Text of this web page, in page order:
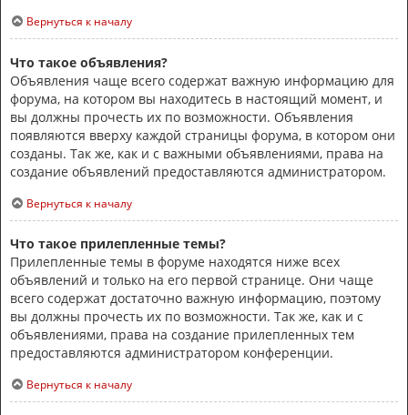
Вернуться к началу
Что такое объявления?
Объявления чаще всего содержат важную информацию для
форума, на котором вы находитесь в настоящий момент, и
вы должны прочесть их по возможности. Объявления
появляются вверху каждой страницы форума, в котором они
созданы. Так же, как и с важными объявлениями, права на
создание объявлений предоставляются администратором.
Вернуться к началу
Что такое прилепленные темы?
Прилепленные темы в форуме находятся ниже всех
объявлений и только на его первой странице. Они чаще
всего содержат достаточно важную информацию, поэтому
вы должны прочесть их по возможности. Так же, как и с
объявлениями, права на создание прилепленных тем
предоставляются администратором конференции.
Вернуться к началу